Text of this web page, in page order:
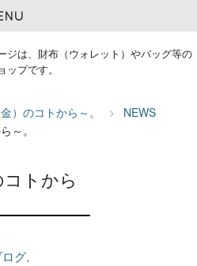
ジは、財布（ウォレット）やバッグ等の
プです。
）のコトから～。
NEWS
～。
トから
ログ,